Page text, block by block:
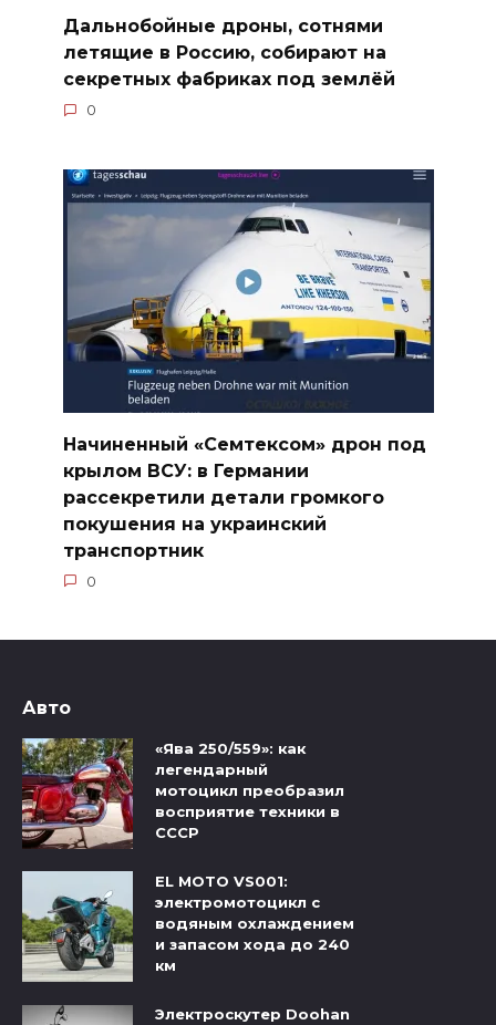
Дальнобойные дроны, сотнями
летящие в Россию, собирают на
секретных фабриках под землёй
0
Начиненный «Семтексом» дрон под
крылом ВСУ: в Германии
рассекретили детали громкого
покушения на украинский
транспортник
0
Авто
«Ява 250/559»: как
легендарный
мотоцикл преобразил
восприятие техники в
СССР
EL MOTO VS001:
электромотоцикл с
водяным охлаждением
и запасом хода до 240
км
Электроскутер Doohan